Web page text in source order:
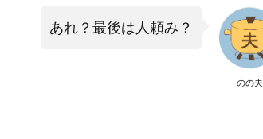
のの夫
あれ？最後は人頼み？